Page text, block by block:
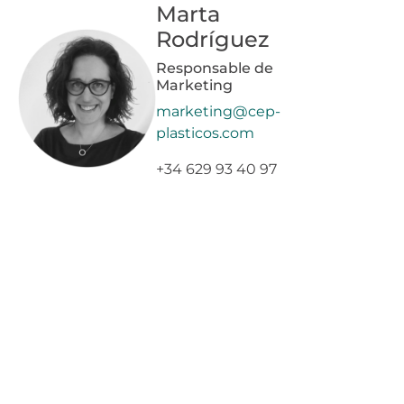
Marta
Rodríguez
Responsable de
Marketing
marketing@cep-
plasticos.com
+34 629 93 40 97